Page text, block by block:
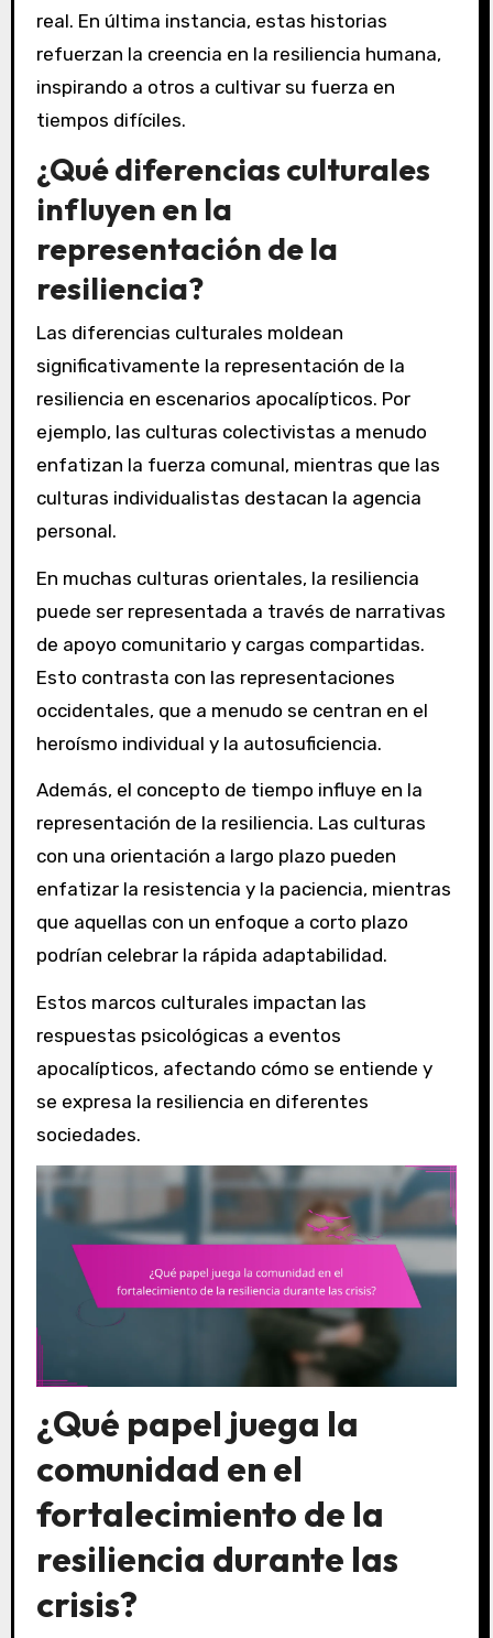
real. En última instancia, estas historias
refuerzan la creencia en la resiliencia humana,
inspirando a otros a cultivar su fuerza en
tiempos difíciles.
¿Qué diferencias culturales
influyen en la
representación de la
resiliencia?
Las diferencias culturales moldean
significativamente la representación de la
resiliencia en escenarios apocalípticos. Por
ejemplo, las culturas colectivistas a menudo
enfatizan la fuerza comunal, mientras que las
culturas individualistas destacan la agencia
personal.
En muchas culturas orientales, la resiliencia
puede ser representada a través de narrativas
de apoyo comunitario y cargas compartidas.
Esto contrasta con las representaciones
occidentales, que a menudo se centran en el
heroísmo individual y la autosuficiencia.
Además, el concepto de tiempo influye en la
representación de la resiliencia. Las culturas
con una orientación a largo plazo pueden
enfatizar la resistencia y la paciencia, mientras
que aquellas con un enfoque a corto plazo
podrían celebrar la rápida adaptabilidad.
Estos marcos culturales impactan las
respuestas psicológicas a eventos
apocalípticos, afectando cómo se entiende y
se expresa la resiliencia en diferentes
sociedades.
¿Qué papel juega la
comunidad en el
fortalecimiento de la
resiliencia durante las
crisis?